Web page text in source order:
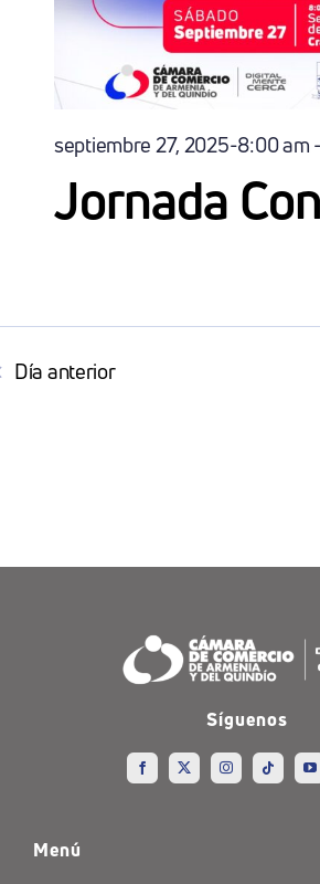
Jornada
septiembre 27, 2025-8:00 am-
Día anterior
Síguenos
Menú